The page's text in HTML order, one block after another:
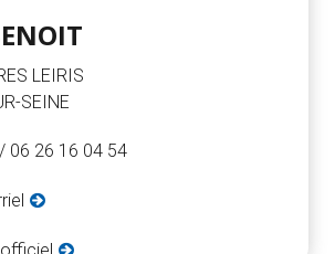
LEIRIS
SEINE
06 26 16 04 54